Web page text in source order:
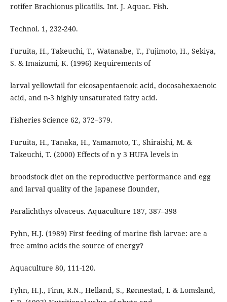
rotifer Brachionus plicatilis. Int. J. Aquac. Fish.
Technol. 1, 232-240.
Furuita, H., Takeuchi, T., Watanabe, T., Fujimoto, H., Sekiya,
S. & Imaizumi, K. (1996) Requirements of
larval yellowtail for eicosapentaenoic acid, docosahexaenoic
acid, and n-3 highly unsaturated fatty acid.
Fisheries Science 62, 372–379.
Furuita, H., Tanaka, H., Yamamoto, T., Shiraishi, M. &
Takeuchi, T. (2000) Effects of n y 3 HUFA levels in
broodstock diet on the reproductive performance and egg
and larval quality of the Japanese flounder,
Paralichthys olvaceus. Aquaculture 187, 387–398
Fyhn, H.J. (1989) First feeding of marine fish larvae: are a
free amino acids the source of energy?
Aquaculture 80, 111-120.
Fyhn, H.J., Finn, R.N., Helland, S., Rønnestad, I. & Lomsland,